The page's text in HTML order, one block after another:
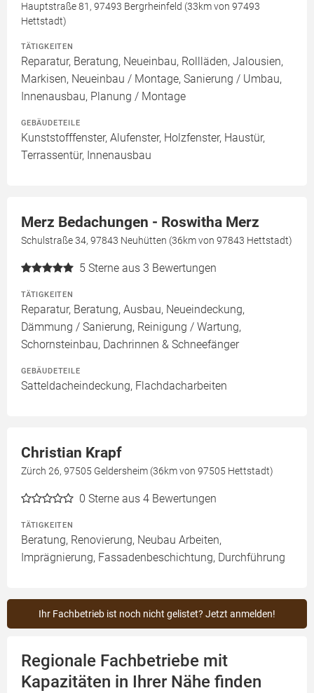
Hauptstraße 81, 97493 Bergrheinfeld (33km von 97493
Hettstadt)
TÄTIGKEITEN
Reparatur, Beratung, Neueinbau, Rollläden, Jalousien,
Markisen, Neueinbau / Montage, Sanierung / Umbau,
Innenausbau, Planung / Montage
GEBÄUDETEILE
Kunststofffenster, Alufenster, Holzfenster, Haustür,
Terrassentür, Innenausbau
Merz Bedachungen - Roswitha Merz
Schulstraße 34, 97843 Neuhütten (36km von 97843 Hettstadt)
5 Sterne aus 3 Bewertungen
TÄTIGKEITEN
Reparatur, Beratung, Ausbau, Neueindeckung,
Dämmung / Sanierung, Reinigung / Wartung,
Schornsteinbau, Dachrinnen & Schneefänger
GEBÄUDETEILE
Satteldacheindeckung, Flachdacharbeiten
Christian Krapf
Zürch 26, 97505 Geldersheim (36km von 97505 Hettstadt)
0 Sterne aus 4 Bewertungen
TÄTIGKEITEN
Beratung, Renovierung, Neubau Arbeiten,
Imprägnierung, Fassadenbeschichtung, Durchführung
Ihr Fachbetrieb ist noch nicht gelistet? Jetzt anmelden!
Regionale Fachbetriebe mit
Kapazitäten in Ihrer Nähe finden